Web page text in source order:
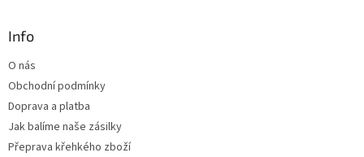
Info
O nás
Obchodní podmínky
Doprava a platba
Jak balíme naše zásilky
Přeprava křehkého zboží